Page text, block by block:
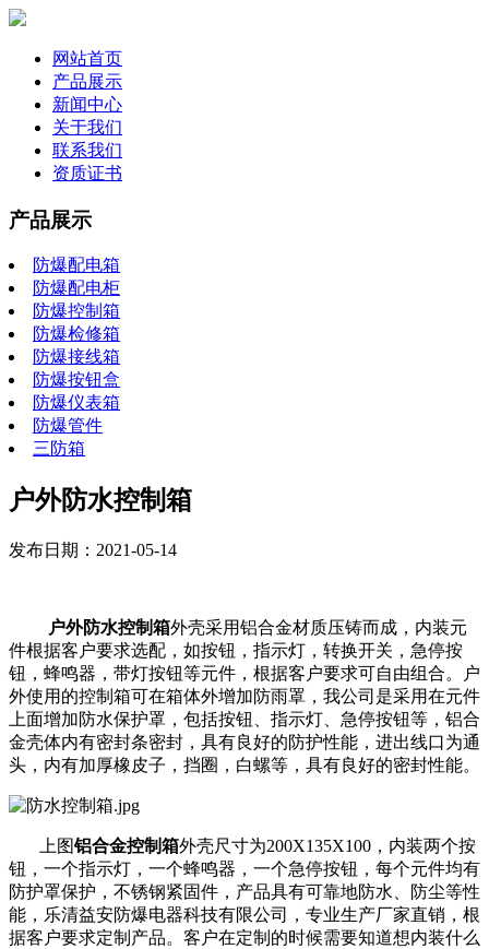
网站首页
产品展示
新闻中心
关于我们
联系我们
资质证书
产品展示
防爆配电箱
防爆配电柜
防爆控制箱
防爆检修箱
防爆接线箱
防爆按钮盒
防爆仪表箱
防爆管件
三防箱
户外防水控制箱
发布日期：2021-05-14
户外防水控制箱外壳采用铝合金材质压铸而成，内装元
件根据客户要求选配，如按钮，指示灯，转换开关，急停按
钮，蜂鸣器，带灯按钮等元件，根据客户要求可自由组合。户
外使用的控制箱可在箱体外增加防雨罩，我公司是采用在元件
上面增加防水保护罩，包括按钮、指示灯、急停按钮等，铝合
金壳体内有密封条密封，具有良好的防护性能，进出线口为通
头，内有加厚橡皮子，挡圈，白螺等，具有良好的密封性能。
上图铝合金控制箱外壳尺寸为200X135X100，内装两个按
钮，一个指示灯，一个蜂鸣器，一个急停按钮，每个元件均有
防护罩保护，不锈钢紧固件，产品具有可靠地防水、防尘等性
能，乐清益安防爆电器科技有限公司，专业生产厂家直销，根
据客户要求定制产品。客户在定制的时候需要知道想内装什么